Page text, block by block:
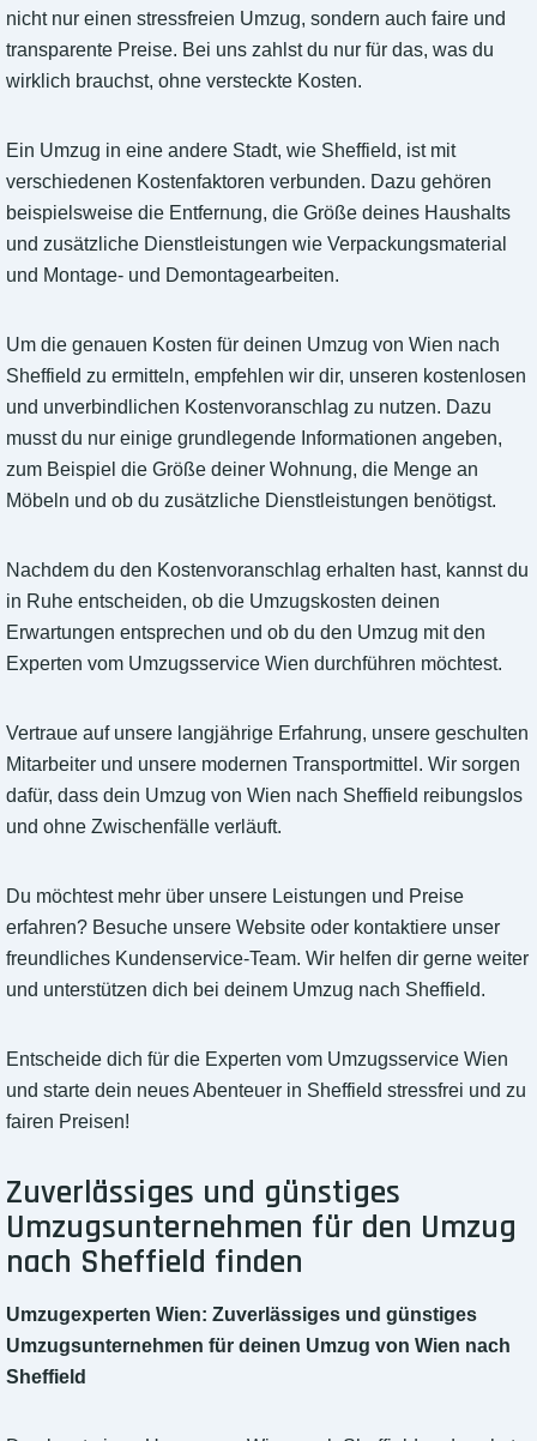
nicht nur einen stressfreien Umzug, sondern auch faire und
transparente Preise. Bei uns zahlst du nur für das, was du
wirklich brauchst, ohne versteckte Kosten.
Ein Umzug in eine andere Stadt, wie Sheffield, ist mit
verschiedenen Kostenfaktoren verbunden. Dazu gehören
beispielsweise die Entfernung, die Größe deines Haushalts
und zusätzliche Dienstleistungen wie Verpackungsmaterial
und Montage- und Demontagearbeiten.
Um die genauen Kosten für deinen Umzug von Wien nach
Sheffield zu ermitteln, empfehlen wir dir, unseren kostenlosen
und unverbindlichen Kostenvoranschlag zu nutzen. Dazu
musst du nur einige grundlegende Informationen angeben,
zum Beispiel die Größe deiner Wohnung, die Menge an
Möbeln und ob du zusätzliche Dienstleistungen benötigst.
Nachdem du den Kostenvoranschlag erhalten hast, kannst du
in Ruhe entscheiden, ob die Umzugskosten deinen
Erwartungen entsprechen und ob du den Umzug mit den
Experten vom Umzugsservice Wien durchführen möchtest.
Vertraue auf unsere langjährige Erfahrung, unsere geschulten
Mitarbeiter und unsere modernen Transportmittel. Wir sorgen
dafür, dass dein Umzug von Wien nach Sheffield reibungslos
und ohne Zwischenfälle verläuft.
Du möchtest mehr über unsere Leistungen und Preise
erfahren? Besuche unsere Website oder kontaktiere unser
freundliches Kundenservice-Team. Wir helfen dir gerne weiter
und unterstützen dich bei deinem Umzug nach Sheffield.
Entscheide dich für die Experten vom Umzugsservice Wien
und starte dein neues Abenteuer in Sheffield stressfrei und zu
fairen Preisen!
Zuverlässiges und günstiges
Umzugsunternehmen für den Umzug
nach Sheffield finden
Umzugexperten Wien: Zuverlässiges und günstiges
Umzugsunternehmen für deinen Umzug von Wien nach
Sheffield